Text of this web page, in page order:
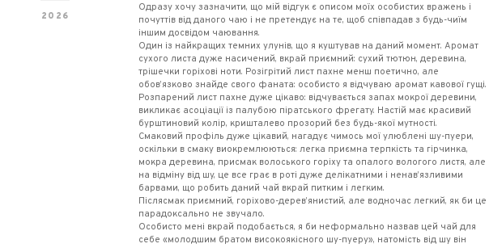
2026
Одразу хочу зазначити, що мій відгук є описом моїх особистих вражень і
почуттів від даного чаю і не претендує на те, щоб співпадав з будь-чиїм
іншим досвідом чаювання.
Один із найкращих темних улунів, що я куштував на даний момент. Аромат
сухого листа дуже насичений, вкрай приємний: сухий тютюн, деревина,
трішечки горіхові ноти. Розігрітий лист пахне менш поетично, але
обов’язково знайде свого фаната: особисто я відчуваю аромат кавової гущі.
Розпарений лист пахне дуже цікаво: відчувається запах мокрої деревини,
викликає асоціації із палубою піратського фрегату. Настій має красивий
бурштиновий колір, кришталево прозорий без будь-якої мутності.
Смаковий профіль дуже цікавий, нагадує чимось мої улюблені шу-пуери,
оскільки в смаку виокремлюються: легка приємна терпкість та гірчинка,
мокра деревина, присмак волоського горіху та опалого вологого листя, але
на відміну від шу, це все грає в роті дуже делікатними і ненав’язливими
барвами, що робить даний чай вкрай питким і легким.
Післясмак приємний, горіхово-дерев’янистий, але водночас легкий, як би це
парадоксально не звучало.
Особисто мені вкрай подобається, я би неформально назвав цей чай для
себе «молодшим братом високоякісного шу-пуеру», натомість від шу він